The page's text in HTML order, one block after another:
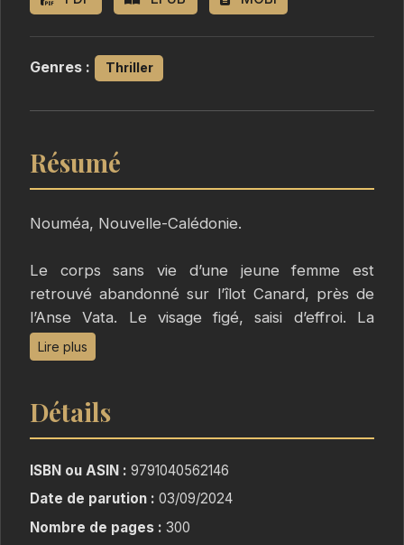
Genres : Thriller
Résumé
Nouméa, Nouvelle-Calédonie.
Le corps sans vie d’une jeune femme est
retrouvé abandonné sur l’îlot Canard, près de
l’Anse Vata. Le visage figé, saisi d’effroi. La
moelle épinière a été sectionnée.
Bréant, ex-lieutenante de la Brigade Criminelle
et désormais enseignante, va s’engager malgré
une course contre la montre au cours de
laquelle l’ancienne flic devra affronter ses plus
grandes peurs…
Lire plus
Détails
ISBN ou ASIN : 9791040562146
Date de parution : 03/09/2024
Nombre de pages : 300